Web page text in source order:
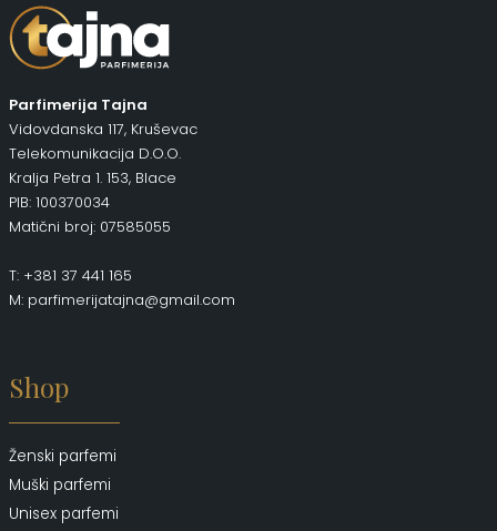
Parfimerija Tajna
Vidovdanska 117, Kruševac
Telekomunikacija D.O.O.
Kralja Petra 1. 153, Blace
PIB: 100370034
Matični broj: 07585055
T: +381 37 441 165
M: parfimerijatajna@gmail.com
Shop
Ženski parfemi
Muški parfemi
Unisex parfemi